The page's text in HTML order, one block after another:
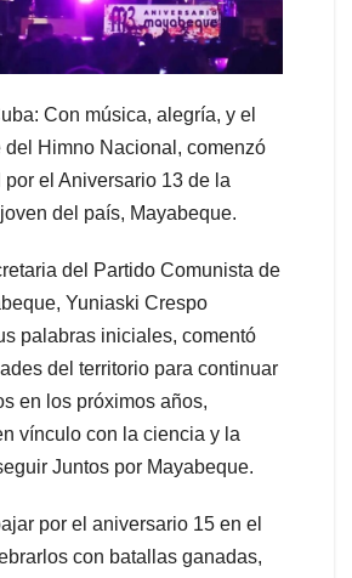
Con música, alegría, y el
del Himno Nacional, comenzó
por el Aniversario 13 de la
del país, Mayabeque.
del Partido Comunista de
Yuniaski Crespo
palabras iniciales, comentó
del territorio para continuar
en los próximos años,
vínculo con la ciencia y la
Juntos por Mayabeque.
por el aniversario 15 en el
con batallas ganadas,